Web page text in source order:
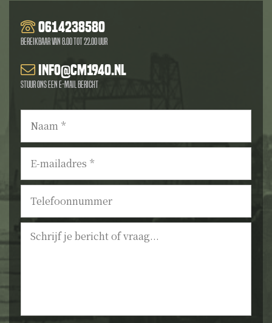
0614238580
Bereikbaar van 8.00 tot 22.00 uur
info@cm1940.nl
Stuur ons een e-mail bericht
Naam *
E-
mailadres *
Telefoonnummer
Bericht